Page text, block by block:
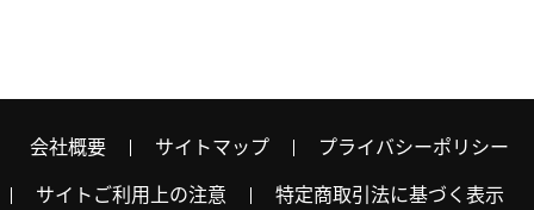
会社概要 サイトマップ
プライバシーポリシー
サイトご利用上の注意
特定商取引法に基づく表示